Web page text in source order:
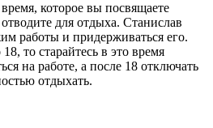
которое вы посвящаете
для отдыха. Станислав
работы и придерживаться его.
то старайтесь в это время
на работе, а после 18 отключать
отдыхать.